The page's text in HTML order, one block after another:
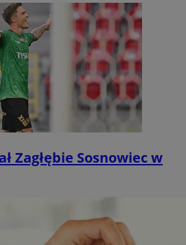
Zagłębie Sosnowiec w